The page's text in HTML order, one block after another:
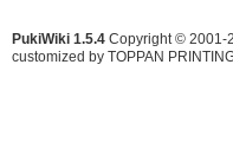
PukiWiki 1.5.4 Copyright © 2001-
customized by TOPPAN